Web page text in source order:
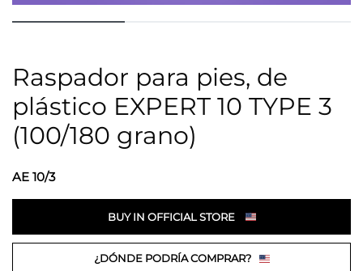
Raspador para pies, de
plástico EXPERT 10 TYPE 3
(100/180 grano)
AE 10/3
BUY IN OFFICIAL STORE
¿DÓNDE PODRÍA COMPRAR?